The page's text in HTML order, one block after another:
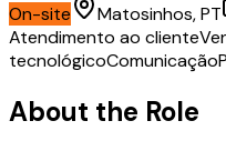
On-site Matosinhos, PT
Atendimento ao cliente
tecnológicoComunicação
About the Role